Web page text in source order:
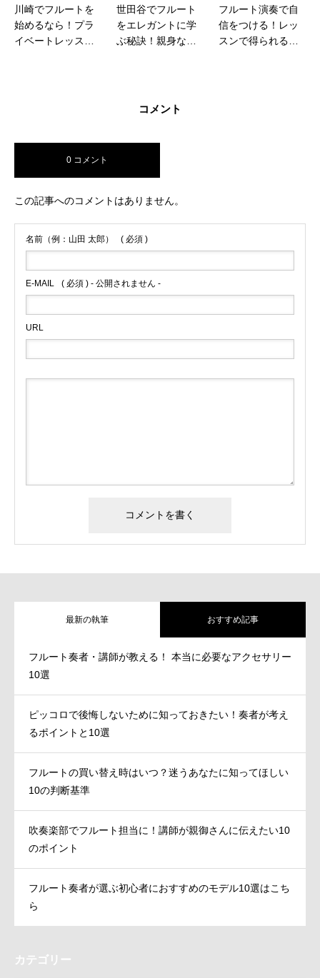
世田谷でフルート
をエレガントに学
ぶ秘訣！親身な指
フルート演奏で自
信をつける！レッ
スンで得られる自
田園調布のフルー
ト初心者におすす
め！完全個別指導
コメント
0 コメント
この記事へのコメントはありません。
名前（例：山田 太郎） ( 必須 )
E-MAIL ( 必須 ) - 公開されません -
URL
最新の執筆 おすすめ記事
フルート奏者・講師が教える！ 本当に必要なアクセサリー
10選
ピッコロで後悔しないために知っておきたい！奏者が考え
るポイントと10選
フルートの買い替え時はいつ？迷うあなたに知ってほしい
10の判断基準
吹奏楽部でフルート担当に！講師が親御さんに伝えたい10
のポイント
フルート奏者が選ぶ初心者におすすめのモデル10選はこち
ら
カテゴリー